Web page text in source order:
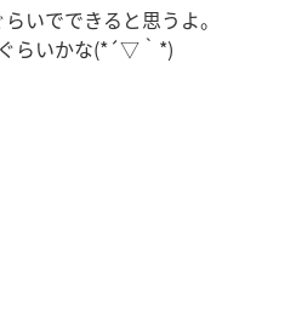
いでできると思うよ。
らいかな(*´▽｀*)